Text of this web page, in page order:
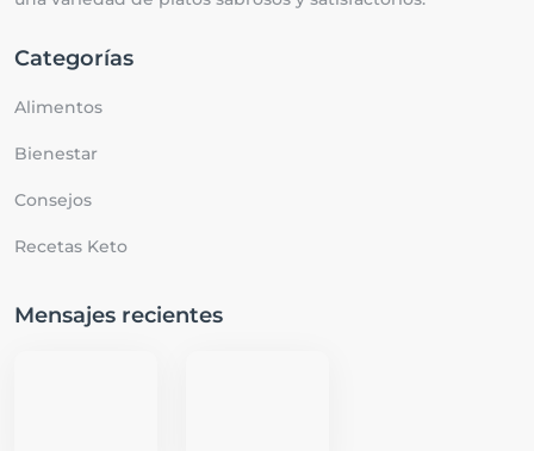
Categorías
Alimentos
Bienestar
Consejos
Recetas Keto
Mensajes recientes